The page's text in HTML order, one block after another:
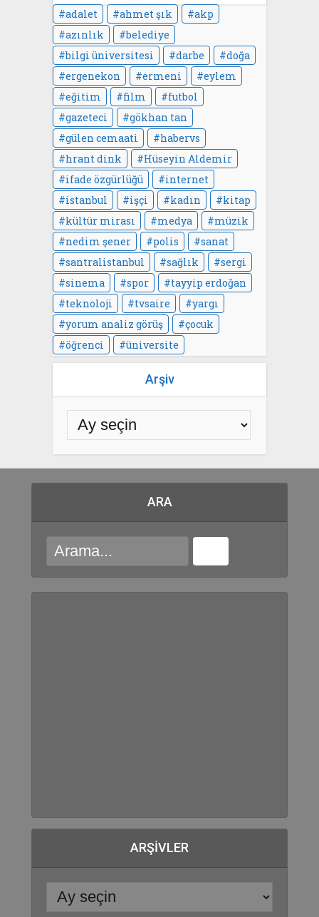
adalet ahmet şık
akp
azınlık
belediye
bilgi üniversitesi
darbe
doğa
ergenekon
ermeni
eylem
eğitim
film
futbol
gazeteci
gökhan tan
gülen cemaati
habervs
hrant dink
Hüseyin Aldemir
ifade özgürlüğü
internet
istanbul
işçi kadın
kitap
kültür mirası
medya
müzik
nedim şener
polis
sanat
santralistanbul
sağlık
sergi
sinema
spor
tayyip erdoğan
teknoloji
tvsaire
yargı
yorum analiz görüş
çocuk
öğrenci
üniversite
Arşiv
ARA
ARŞIVLER